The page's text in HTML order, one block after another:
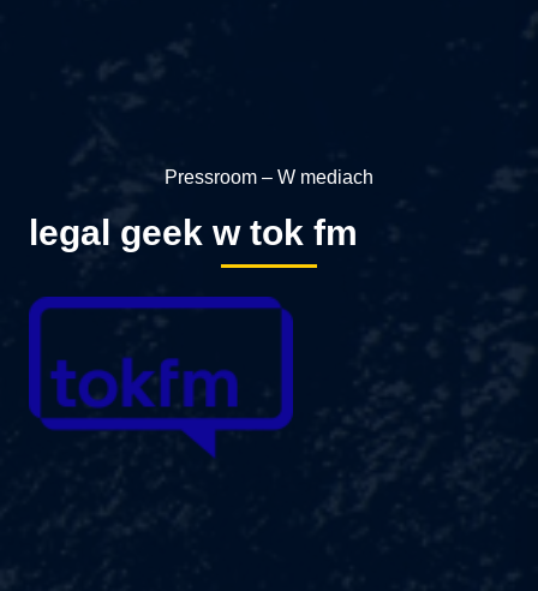
Pressroom – W mediach
legal geek w tok fm